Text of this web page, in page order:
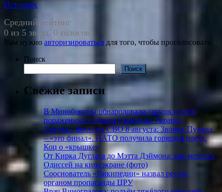
Источник
Средний рейтинг
0 из 5 звезд. 0 голосов.
Вам нужно авторизироваться для того, чтобы проголосовать.
Поиск
Поиск
Свежие записи
В Минобороны обнародовали список целей,
пораженных ночным ударом по Украине
Сводка с фронтов СВО 8 августа: Звонок Путина
– «это финал». НАТО получила горящий поезд.
Коц о «крышке»
От Кирка Дугласа до Мэтта Дэймона: как менялся
Одиссей на киноэкране (фото)
Сооснователь «Википедии» назвал ресурс
органом пропаганды ЦРУ